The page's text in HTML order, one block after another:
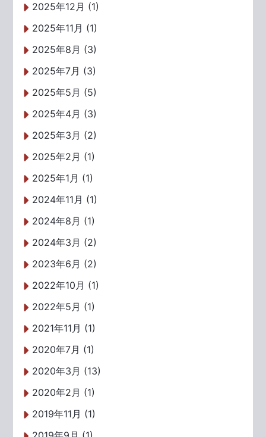
2025年12月 (1)
2025年11月 (1)
2025年8月 (3)
2025年7月 (3)
2025年5月 (5)
2025年4月 (3)
2025年3月 (2)
2025年2月 (1)
2025年1月 (1)
2024年11月 (1)
2024年8月 (1)
2024年3月 (2)
2023年6月 (2)
2022年10月 (1)
2022年5月 (1)
2021年11月 (1)
2020年7月 (1)
2020年3月 (13)
2020年2月 (1)
2019年11月 (1)